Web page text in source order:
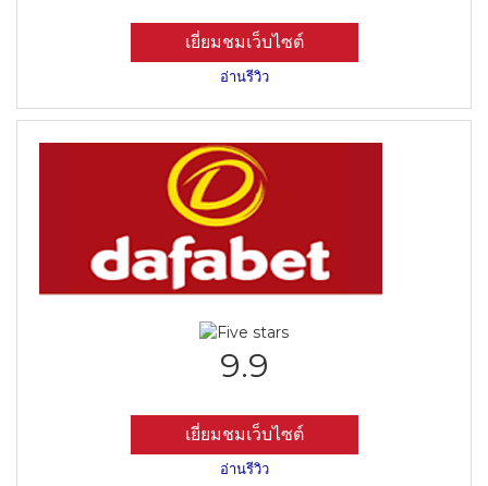
เยี่ยมชมเว็บไซต์
อ่านรีวิว
9.9
เยี่ยมชมเว็บไซต์
อ่านรีวิว